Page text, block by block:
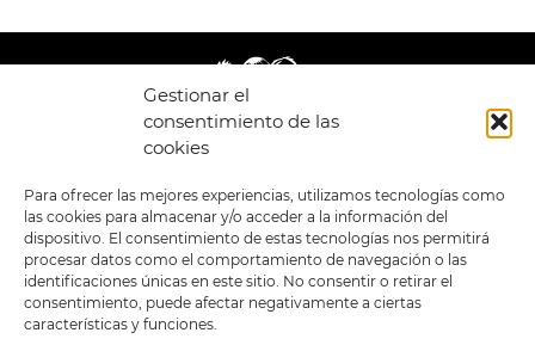
Gestionar el
consentimiento de las
cookies
Para ofrecer las mejores experiencias, utilizamos tecnologías como
las cookies para almacenar y/o acceder a la información del
dispositivo. El consentimiento de estas tecnologías nos permitirá
procesar datos como el comportamiento de navegación o las
identificaciones únicas en este sitio. No consentir o retirar el
consentimiento, puede afectar negativamente a ciertas
características y funciones.
LEGAL
POLÍTICA DE
PRIVACIDAD
TÉRMINOS Y
CONDICIONES
GENERALES DE LA
POLÍTICA DE COOKIES
ENLACES
TIENDA
ESTILOS
FORMATOS
PREVENTAS
OFERTAS
MERCHANDISING